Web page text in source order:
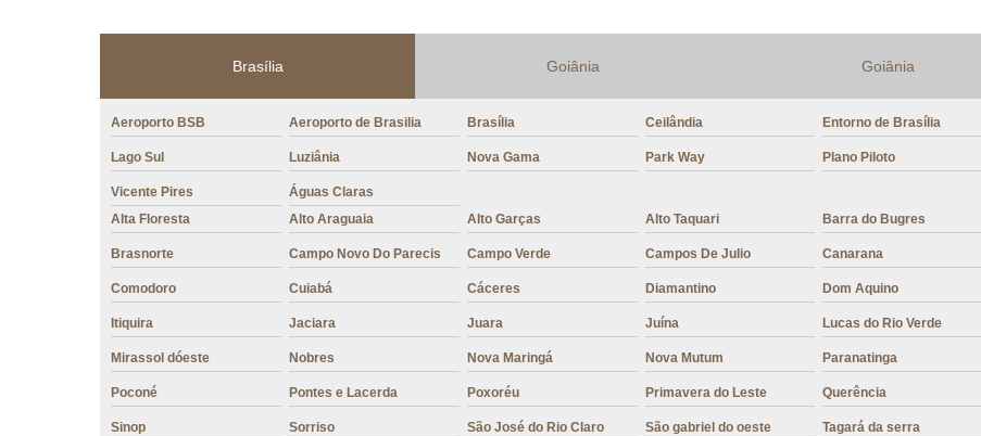
Mistura para Cappuccino sem Açúcar
Mistura para Preparo de Cappuccino
Brasília Goiânia Goiânia
Aeroporto BSB Aeroporto de Brasilia Brasília Ceilândia Entorno de Brasília
Lago Sul Luziânia Nova Gama Park Way Plano Piloto
Vicente Pires
Águas Claras
Alta Floresta
Alto Araguaia Alto Garças Alto Taquari Barra do Bugres
Brasnorte Campo Novo Do Parecis Campo Verde Campos De Julio Canarana
Comodoro Cuiabá Cáceres Diamantino Dom Aquino
Itiquira Jaciara Juara Juína Lucas do Rio Verde
Mirassol dóeste Nobres Nova Maringá Nova Mutum Paranatinga
Poconé Pontes e Lacerda Poxoréu Primavera do Leste Querência
Sinop Sorriso São José do Rio Claro São gabriel do oeste Tagará da serra